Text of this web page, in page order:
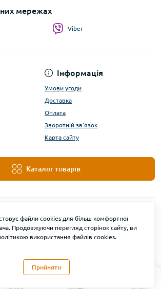
Головна Закладки Контакти
Інформація
Умови угоди
Доставка
Оплата
Зворотній зв'язок
Карта сайту
Каталог товарів
мережах
Viber
файли cookies для більш комфортної
Продовжуючи перегляд сторінок сайту, ви
використання файлів cookies.
Прийняти